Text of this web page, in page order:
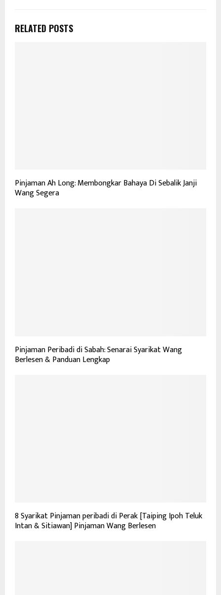
RELATED POSTS
Pinjaman Ah Long: Membongkar Bahaya Di Sebalik Janji
Wang Segera
Pinjaman Peribadi di Sabah: Senarai Syarikat Wang
Berlesen & Panduan Lengkap
8 Syarikat Pinjaman peribadi di Perak [Taiping Ipoh Teluk
Intan & Sitiawan] Pinjaman Wang Berlesen